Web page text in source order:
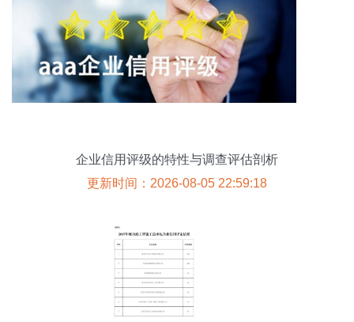
企业信用评级的特性与调查评估剖析
更新时间：2026-08-05 22:59:18